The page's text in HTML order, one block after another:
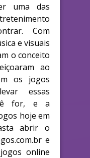
uma das
Com
e visuais
o conceito
ao
os jogos
essas
for, e a
hoje em
abrir o
e
online